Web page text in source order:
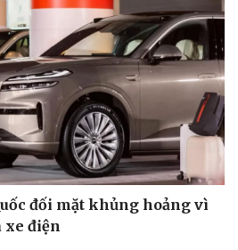
đối mặt khủng hoảng vì
xe điện